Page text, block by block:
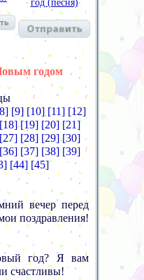
год (песня)
годом
[9] [10] [11] [12]
[18] [19] [20] [21]
[28] [29] [30]
[36] [37] [38] [39]
[44] [45]
вечер перед
поздравления!
год? Я вам
счастливы!